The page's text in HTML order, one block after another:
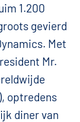
1.200
gevierd
Met
Mr.
optredens
diner van